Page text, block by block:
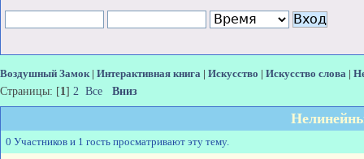
Воздушный Замок| Интерактивная книга Искусство Искусство слова
Страницы: [1] 2 Все Вниз
0 Участников и 1 гость просматривают эту тему.